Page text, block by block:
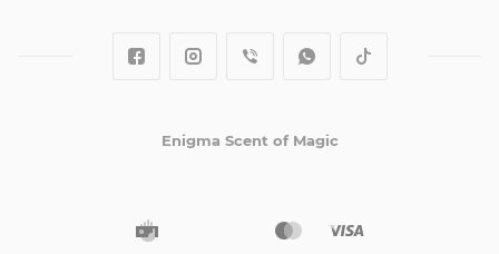
Enigma Scent of Magic